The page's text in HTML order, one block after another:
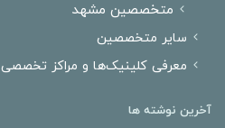
متخصصین مشهد
سایر متخصصین
معرفی کلینیک‌ها و مراکز تخصصی
آخرین نوشته ها